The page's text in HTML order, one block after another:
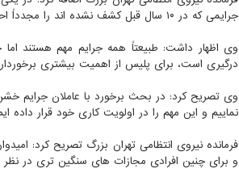
جرایمی که در ۱۰ سال قبل کشف نشده اند را مجدداً احیا کرده و پیگیری می نماییم.
وی اظهار داشت: طبیعتاً همه جرایم مهم هستند
درگیری است، برای پلیس از اهمیت بیشتری
وی تصریح کرد: در بحث برخورد با عاملان جرایم
نماییم و این مهم را در اولویت کاری خود قرار داده
فرمانده نیروی انتظامی تهران بزرگ تصریح کرد:
و برای چنین افرادی مجازات های سنگین تری در